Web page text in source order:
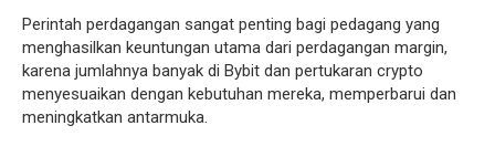
Perintah perdagangan sangat penting bagi pedagang yang
menghasilkan keuntungan utama dari perdagangan margin,
karena jumlahnya banyak di Bybit dan pertukaran crypto
menyesuaikan dengan kebutuhan mereka, memperbarui dan
meningkatkan antarmuka.